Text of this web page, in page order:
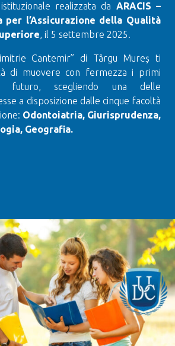
realizzata da ARACIS –
per l’Assicurazione della Qualità
, il 5 settembre 2025.
Cantemir” di Târgu Mureș ti
di muovere con fermezza i primi
scegliendo una delle
a disposizione dalle cinque facoltà
Odontoiatria, Giurisprudenza,
Geografia.